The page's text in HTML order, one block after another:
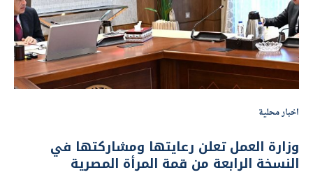
اخبار محلية
وزارة العمل تعلن رعايتها ومشاركتها في
النسخة الرابعة من قمة المرأة المصرية